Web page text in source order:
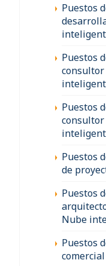
Puestos
Puestos
consultor
Puestos
Puestos
de
Puestos
Nube
Puestos